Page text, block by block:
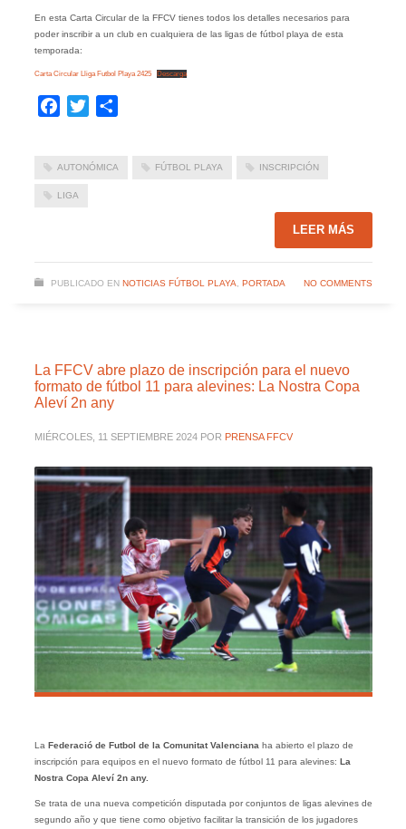
En esta Carta Circular de la FFCV tienes todos los detalles necesarios para
poder inscribir a un club en cualquiera de las ligas de fútbol playa de esta
temporada:
Carta Circular Lliga Futbol Playa 2425 Descarga
Facebook
Twitter
AUTONÓMICA FÚTBOL PLAYA INSCRIPCIÓN
LIGA
LEER MÁS
PUBLICADO EN NOTICIAS FÚTBOL PLAYA, PORTADA NO COMMENTS
La FFCV abre plazo de inscripción para el nuevo
formato de fútbol 11 para alevines: La Nostra Copa
Aleví 2n any
MIÉRCOLES, 11 SEPTIEMBRE 2024 POR PRENSA FFCV
La Federació de Futbol de la Comunitat Valenciana ha abierto el plazo de
inscripción para equipos en el nuevo formato de fútbol 11 para alevines: La
Nostra Copa Aleví 2n any.
Se trata de una nueva competición disputada por conjuntos de ligas alevines de
segundo año y que tiene como objetivo facilitar la transición de los jugadores